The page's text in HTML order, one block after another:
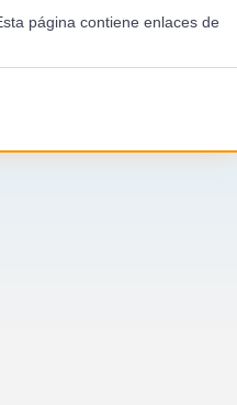
página contiene enlaces de